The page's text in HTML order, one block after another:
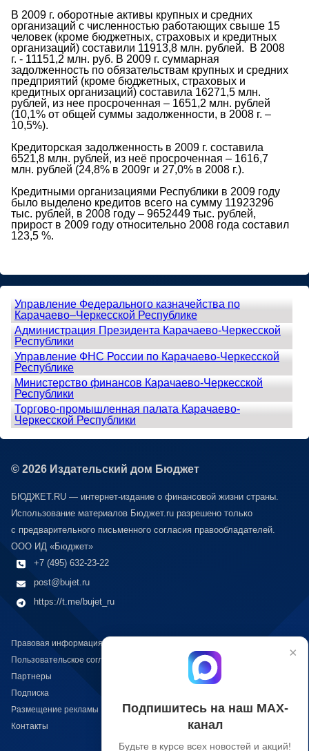
В 2009 г. оборотные активы крупных и средних
организаций с численностью работающих свыше 15
человек (кроме бюджетных, страховых и кредитных
организаций) составили 11913,8 млн. рублей. В 2008
г. - 11151,2 млн. руб. В 2009 г. суммарная
задолженность по обязательствам крупных и средних
предприятий (кроме бюджетных, страховых и
кредитных организаций) составила 16271,5 млн.
рублей, из нее просроченная – 1651,2 млн. рублей
(10,1% от общей суммы задолженности, в 2008 г. –
10,5%).
Кредиторская задолженность в 2009 г. составила
6521,8 млн. рублей, из неё просроченная – 1616,7
млн. рублей (24,8% в 2009г и 27,0% в 2008 г.).
Кредитными организациями Республики в 2009 году
было выделено кредитов всего на сумму 11923296
тыс. рублей, в 2008 году – 9652449 тыс. рублей,
прирост в 2009 году относительно 2008 года составил
123,5 %.
Управление Федерального казначейства по
Карачаево–Черкесской Республике
Администрация Президента Карачаево-Черкесской
Республики
Управление ФНС России по Карачаево-Черкесской
Республике
Министерство финансов Карачаево-Черкесской
Республики
Торгово-промышленная палата Карачаево-
Черкесской Республики
© 2026 Издательский дом Бюджет
БЮДЖЕТ.RU — интернет-издание о финансовой жизни страны.
Использование материалов Бюджет.ru разрешено только
с предварительного письменного согласия правообладателей.
ООО ИД «Бюджет»
+7 (495) 632-23-22
post@bujet.ru
https://t.me/bujet_ru
Правовая информация
Пользовательское соглашение
Партнеры
Подписка
Размещение рекламы
Контакты
×
Подпишитесь на наш МАХ-
канал
Будьте в курсе всех новостей и акций!